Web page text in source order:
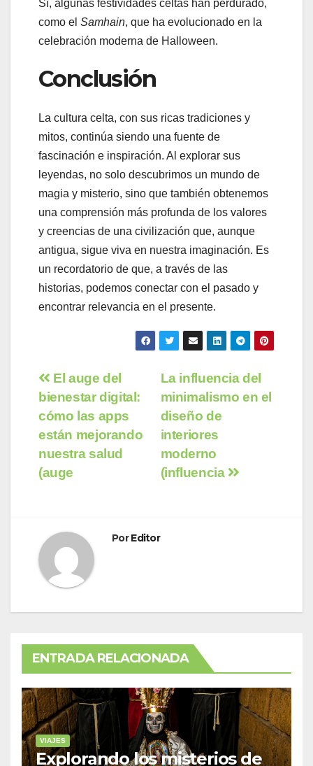
Sí, algunas festividades celtas han perdurado,
como el Samhain, que ha evolucionado en la
celebración moderna de Halloween.
Conclusión
La cultura celta, con sus ricas tradiciones y
mitos, continúa siendo una fuente de
fascinación e inspiración. Al explorar sus
leyendas, no solo descubrimos un mundo de
magia y misterio, sino que también obtenemos
una comprensión más profunda de los valores
y creencias de una civilización que, aunque
antigua, sigue viva en nuestra imaginación. Es
un recordatorio de que, a través de las
historias, podemos conectar con el pasado y
encontrar relevancia en el presente.
Navegación
de
entradas
La influencia del
minimalismo en el
diseño de
interiores
moderno
(influencia
El auge del
bienestar digital:
cómo las apps
están mejorando
nuestra salud
(auge
PorEditor
ENTRADA RELACIONADA
VIAJES
Explorando los misterios de